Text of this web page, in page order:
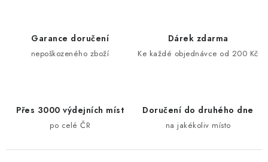
Garance doručení
nepoškozeného zboží
Dárek zdarma
Ke každé objednávce od 200 Kč
Přes 3000 výdejních míst
po celé ČR
Doručení do druhého dne
na jakékoliv místo